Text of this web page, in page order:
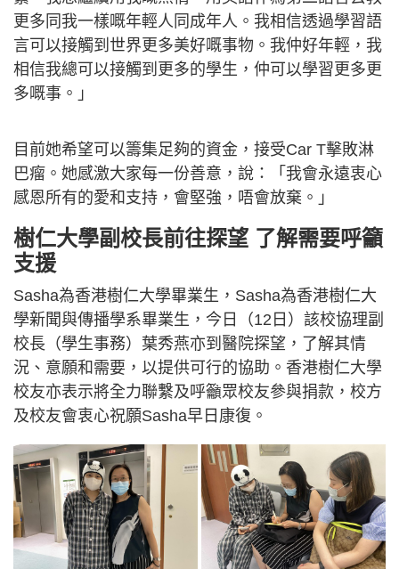
更多同我一樣嘅年輕人同成年人。我相信透過學習語
言可以接觸到世界更多美好嘅事物。我仲好年輕，我
相信我總可以接觸到更多的學生，仲可以學習更多更
多嘅事。」
目前她希望可以籌集足夠的資金，接受Car T擊敗淋
巴瘤。她感激大家每一份善意，說：「我會永遠衷心
感恩所有的愛和支持，會堅強，唔會放棄。」
樹仁大學副校長前往探望 了解需要呼籲
支援
Sasha為香港樹仁大學畢業生，Sasha為香港樹仁大
學新聞與傳播學系畢業生，今日（12日）該校協理副
校長（學生事務）葉秀燕亦到醫院探望，了解其情
況、意願和需要，以提供可行的協助。香港樹仁大學
校友亦表示將全力聯繫及呼籲眾校友參與捐款，校方
及校友會衷心祝願Sasha早日康復。